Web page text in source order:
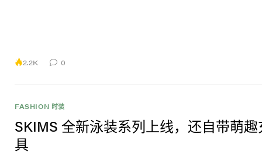
2.2K 0
FASHION 时装
SKIMS 全新泳装系列上线，还自带萌
具